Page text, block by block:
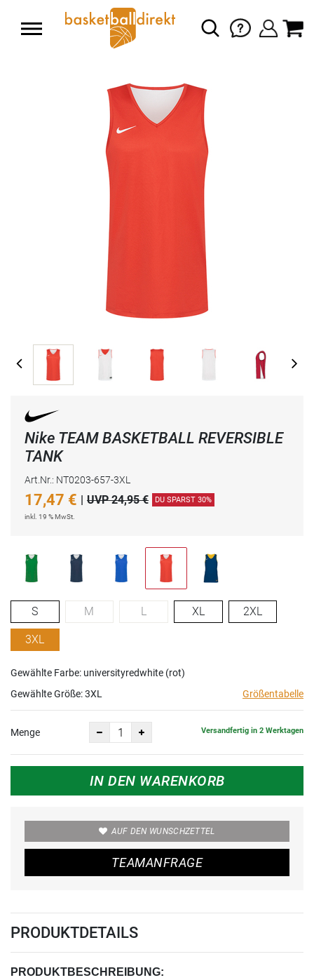
Nike TEAM BASKETBALL REVERSIBLE
TANK
Art.Nr.: NT0203-657-3XL
17,47 € | UVP 24,95 € DU SPARST 30%
inkl. 19 % MwSt.
S M L XL 2XL
3XL
Gewählte Farbe: universityredwhite (rot)
Gewählte Größe:3XL Größentabelle
Menge Versandfertig in 2 Werktagen
IN DEN WARENKORB
AUF DEN WUNSCHZETTEL
TEAMANFRAGE
PRODUKTDETAILS
PRODUKTBESCHREIBUNG: